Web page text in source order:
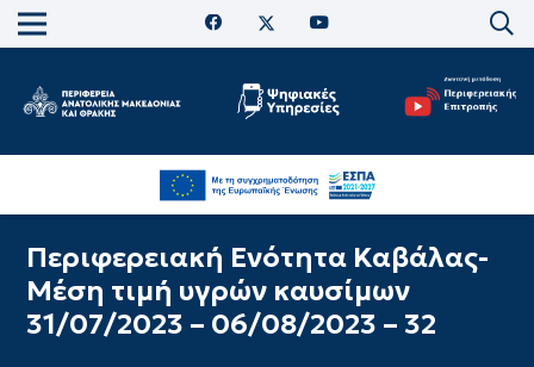
Περιφερειακή Ενότητα Καβάλας-
Μέση τιμή υγρών καυσίμων
31/07/2023 – 06/08/2023 – 32